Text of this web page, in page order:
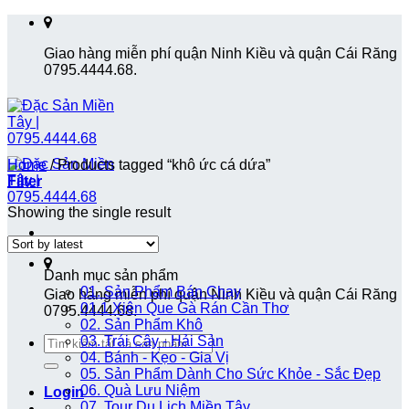
Skip
contentGiao hàng miễn phí quận Ninh Kiều và quận Cái Răng
0795.4444.68.
Giao hàng miễn phí quận Ninh Kiều và quận Cái Răng
0795.4444.68.
Search
for:
Login
Home /Products tagged “khô ức cá dứa”
Filter
Showing the single result
Danh mục sản phẩm
01. Sản Phẩm Bán Chạy
01.1 Xiên Que Gà Rán Cần Thơ
02. Sản Phẩm Khô
03. Trái Cây - Hải Sản
04. Bánh - Kẹo - Gia Vị
05. Sản Phẩm Dành Cho Sức Khỏe - Sắc Đẹp
06. Quà Lưu Niệm